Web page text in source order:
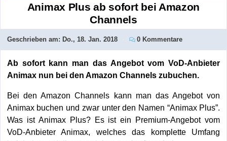
Animax Plus ab sofort bei Amazon
Channels
Geschrieben am: Do., 18. Jan. 2018 0 Kommentare
Ab sofort kann man das Angebot vom VoD-Anbieter
Animax nun bei den Amazon Channels zubuchen.
Bei den Amazon Channels kann man das Angebot von
Animax buchen und zwar unter den Namen “Animax Plus”.
Was ist Animax Plus? Es ist ein Premium-Angebot vom
VoD-Anbieter Animax, welches das komplette Umfang